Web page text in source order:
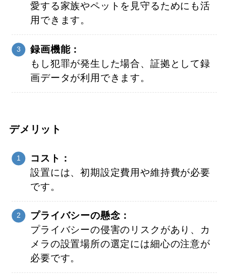
愛する家族やペットを見守るためにも活
用できます。
録画機能：
もし犯罪が発生した場合、証拠として録
画データが利用できます。
デメリット
コスト：
設置には、初期設定費用や維持費が必要
です。
プライバシーの懸念：
プライバシーの侵害のリスクがあり、カ
メラの設置場所の選定には細心の注意が
必要です。